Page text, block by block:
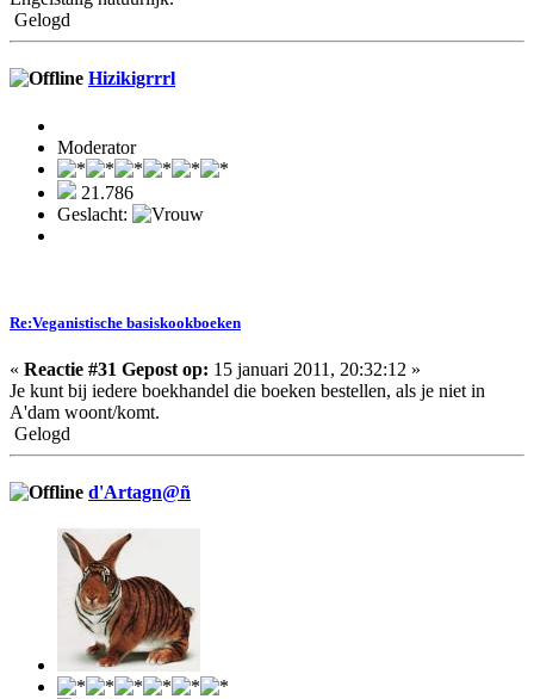
Gelogd
Hizikigrrrl
Moderator
21.786
Geslacht:
Re:Veganistische basiskookboeken
« Reactie #31 Gepost op: 15 januari 2011, 20:32:12 »
Je kunt bij iedere boekhandel die boeken bestellen, als je niet in
A'dam woont/komt.
Gelogd
d'Artagn@ñ